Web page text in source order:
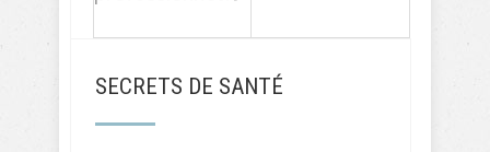
SECRETS DE SANTÉ